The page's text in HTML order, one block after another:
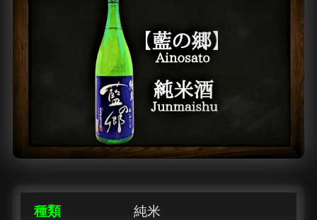
種類 純米